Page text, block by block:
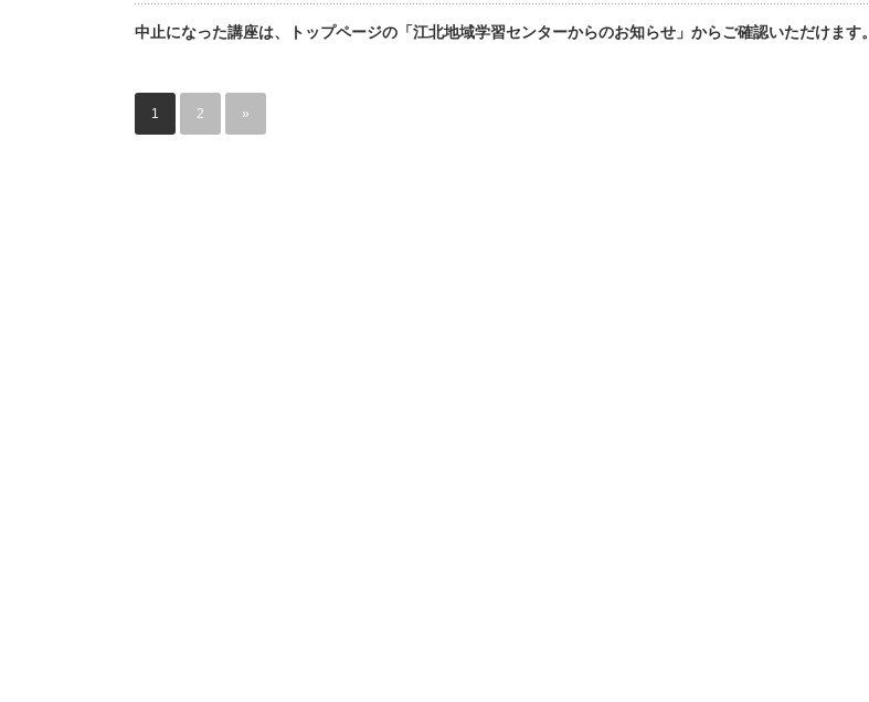
中止になった講座は、トップページの「江北地域学習センターからのお知らせ」からご確認いただけます。
1 2 »